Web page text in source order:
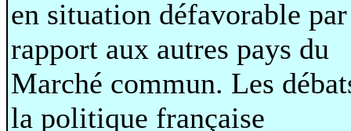
en situation défavorable par
rapport aux autres pays du
Marché commun. Les
la politique française